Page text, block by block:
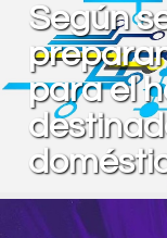
Según
para el